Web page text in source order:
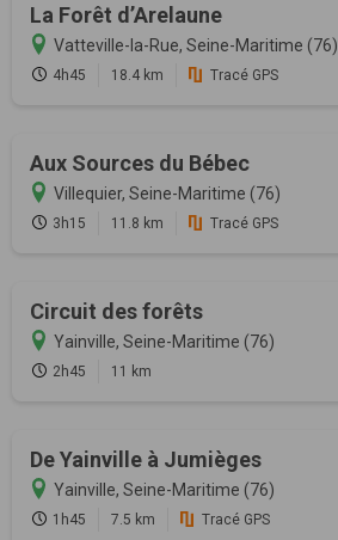
La Forêt d’Arelaune
Vatteville-la-Rue, Seine-Maritime (76)
4h45 18.4 km Tracé GPS
Aux Sources du Bébec
Villequier, Seine-Maritime (76)
3h15 11.8 km Tracé GPS
Circuit des forêts
Yainville, Seine-Maritime (76)
2h45 11 km
De Yainville à Jumièges
Yainville, Seine-Maritime (76)
1h45 7.5 km Tracé GPS